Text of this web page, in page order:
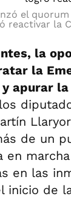
el
reactivar la
la
la
y apurar la
de un
en
en las
inicio de